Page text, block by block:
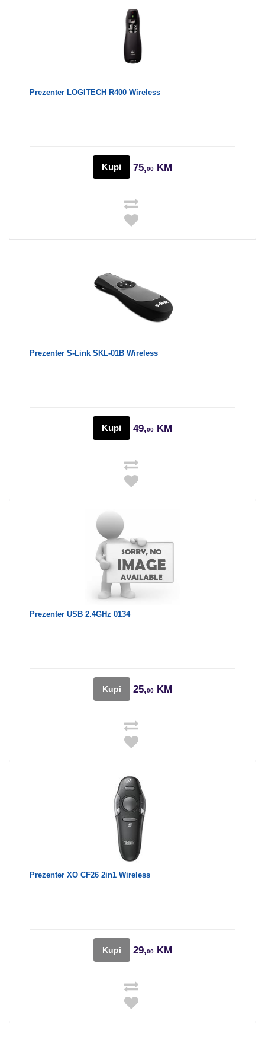
Prezenter LOGITECH R400 Wireless
Kupi 75,00 KM
Prezenter S-Link SKL-01B Wireless
Kupi 49,00 KM
Prezenter USB 2.4GHz 0134
Kupi 25,00KM
Prezenter XO CF26 2in1 Wireless
Kupi 29,00KM